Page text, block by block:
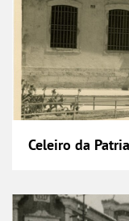
Celeiro da
Clube